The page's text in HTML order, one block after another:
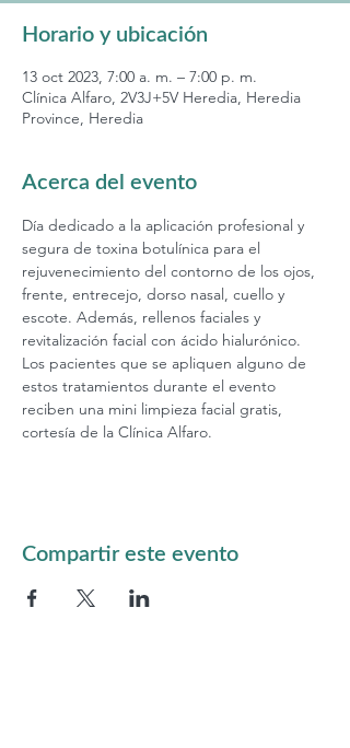
Horario y ubicación
13 oct 2023, 7:00 a. m. – 7:00 p. m.
Clínica Alfaro, 2V3J+5V Heredia, Heredia
Province, Heredia
Acerca del evento
Día dedicado a la aplicación profesional y
segura de toxina botulínica para el
rejuvenecimiento del contorno de los ojos,
frente, entrecejo, dorso nasal, cuello y
escote. Además, rellenos faciales y
revitalización facial con ácido hialurónico.
Los pacientes que se apliquen alguno de
estos tratamientos durante el evento
reciben una mini limpieza facial gratis,
cortesía de la Clínica Alfaro.
Compartir este evento